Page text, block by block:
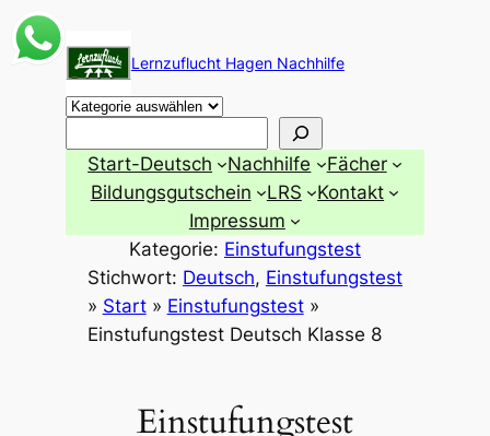
Zum
Inhalt
springen
Lernzuflucht Hagen Nachhilfe
Start-Deutsch Nachhilfe
Fächer
Bildungsgutschein
LRS
Kontakt
Impressum
Kategorie: Einstufungstest
Stichwort: Deutsch, Einstufungstest
» Start» Einstufungstest»
Einstufungstest Deutsch Klasse 8
Einstufungstest